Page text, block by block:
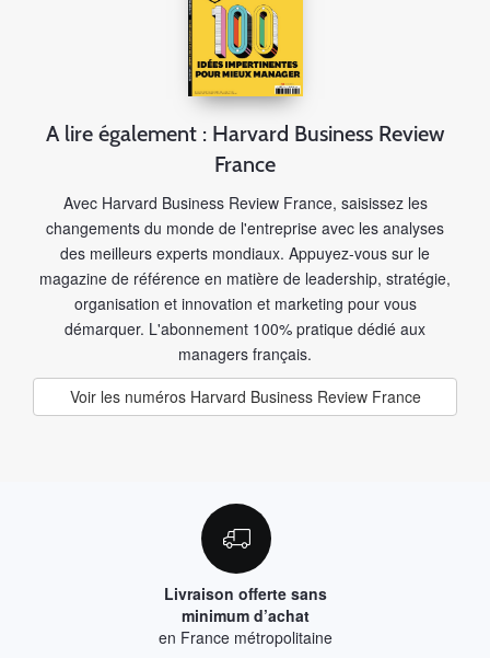
A lire également : Harvard Business Review
France
Avec Harvard Business Review France, saisissez les
changements du monde de l'entreprise avec les analyses
des meilleurs experts mondiaux. Appuyez-vous sur le
magazine de référence en matière de leadership, stratégie,
organisation et innovation et marketing pour vous
démarquer. L'abonnement 100% pratique dédié aux
managers français.
Voir les numéros Harvard Business Review France
Livraison offerte sans
minimum d’achat
en France métropolitaine